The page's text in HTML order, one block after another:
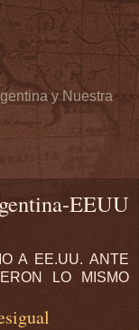
y Nuestra
EEUU
A EE.UU. ANTE
LO MISMO